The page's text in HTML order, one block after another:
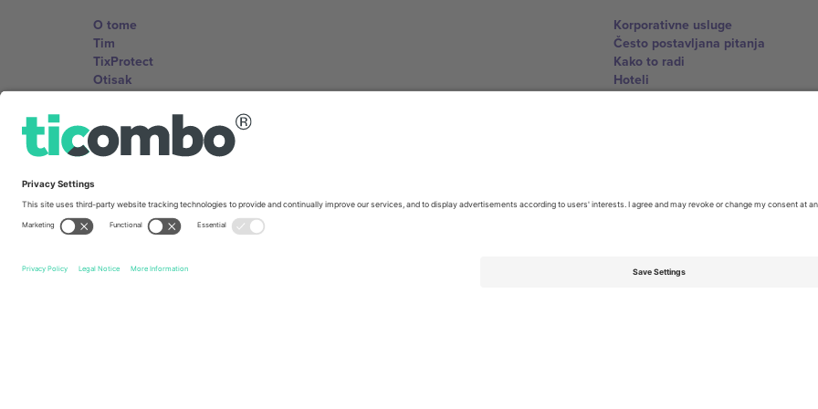
O tome
Tim
TixProtect
Otisak
Uslovi za korištenje
Partnerski program
Korporativne usluge
Često postavljana pitanja
Kako to radi
Hoteli
World Cup centar